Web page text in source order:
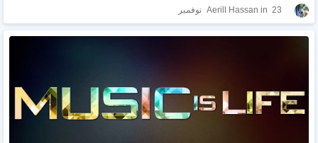
Aerill Hassan 23 نوفمبر